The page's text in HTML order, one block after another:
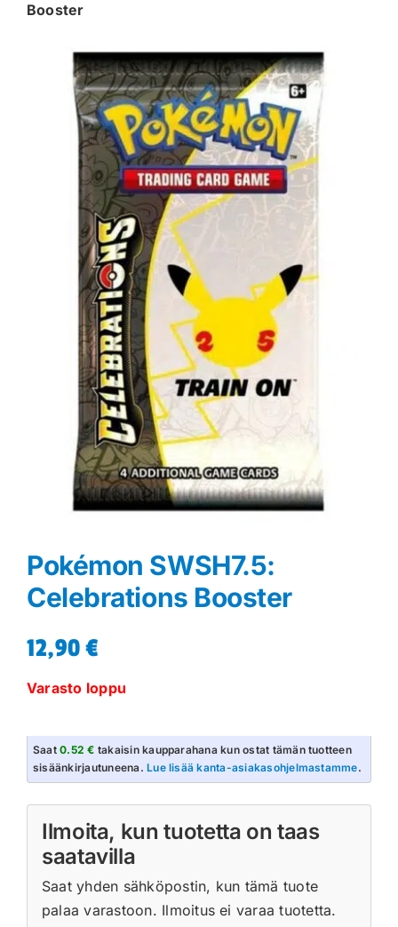
Blind Boksit
Greidatut kortit
Rip & Ship
Greidauspalvelu
Booster
Pokémon SWSH7.5:
Celebrations Booster
12,90€
Varasto loppu
Saat0.52 € takaisin kaupparahana kun ostat tämän tuotteen
sisäänkirjautuneena.Lue lisää kanta-asiakasohjelmastamme.
Ilmoita, kun tuotetta on taas
saatavilla
Saat yhden sähköpostin, kun tämä tuote
palaa varastoon. Ilmoitus ei varaa tuotetta.